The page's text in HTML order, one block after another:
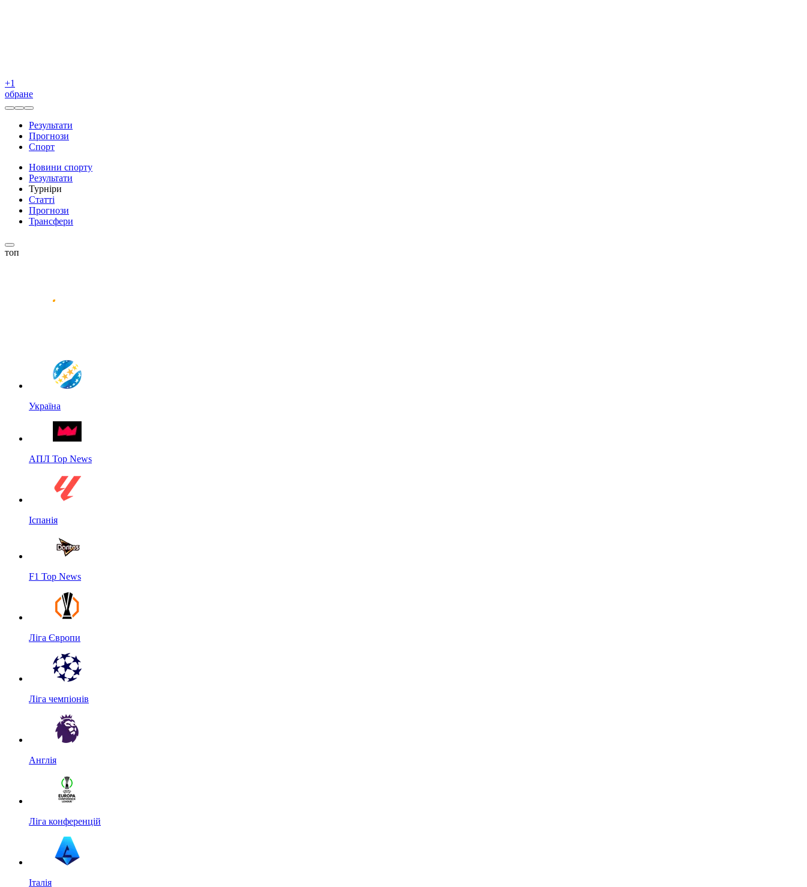
+1
обране
Результати
Прогнози
Спорт
Новини спорту
Результати
Турніри
Статті
Прогнози
Трансфери
топ
Україна
АПЛ Top News
Іспанія
F1 Top News
Ліга Європи
Ліга чемпіонів
Англія
Ліга конференцій
Італія